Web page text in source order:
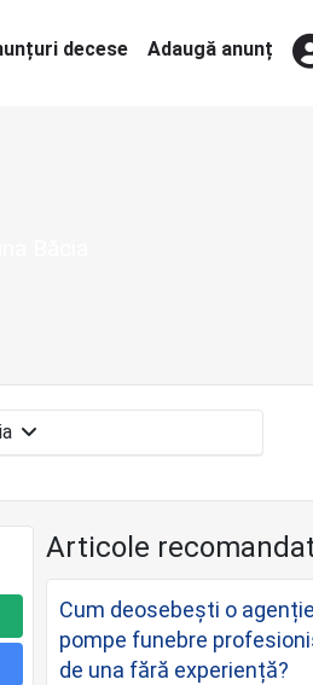
decese Adaugă anunț
Articole
Cum deosebești o
pompe funebre
de una fără experiență?